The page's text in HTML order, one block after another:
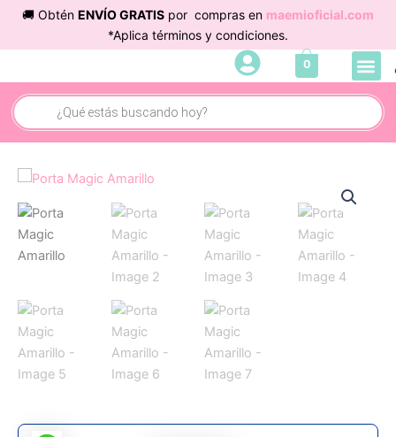
contenido
🚚 Obtén ENVÍO GRATIS por compras en maemioficial.com
*Aplica términos y condiciones.
0
Búsqueda
de
productos
Porta
Amarillo
cantidad